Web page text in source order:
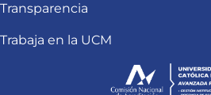
Transparencia
Trabaja en la UCM